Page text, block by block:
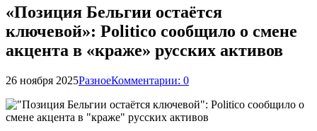
«Позиция Бельгии остаётся
ключевой»: Politico сообщило о смене
акцента в «краже» русских активов
26 ноября 2025РазноеКомментарии: 0